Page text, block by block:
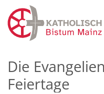
Zum Inhalt springen
Die
Feiertage